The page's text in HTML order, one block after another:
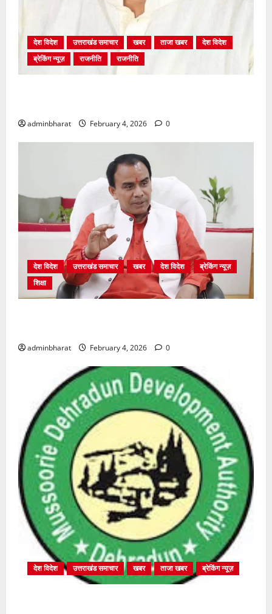
देश विदेश उत्तराखंड समाचार खबर ताजा खबर
देश विदेश
ब्रेकिंग न्यूज़
राजनीति राजनीति
adminbharat February 4, 2026 0
देश विदेश उत्तराखंड समाचार खबर देश विदेश
ब्रेकिंग न्यूज़
शिक्षा
adminbharat February 4, 2026 0
देश विदेश उत्तराखंड समाचार खबर ताजा खबर ब्रेकिंग न्यूज़